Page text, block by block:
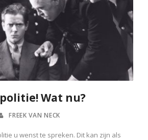
politie! Wat nu?
FREEK VAN NECK
u wenst te spreken. Dit kan zijn als